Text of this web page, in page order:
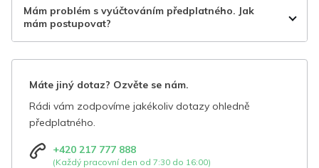
Mám problém s vyúčtováním předplatného. Jak
mám postupovat?
Máte jiný dotaz? Ozvěte se nám.
Rádi vám zodpovíme jakékoliv dotazy ohledně
předplatného.
+420 217 777 888
(Každý pracovní den od 7:30 do 16:00)